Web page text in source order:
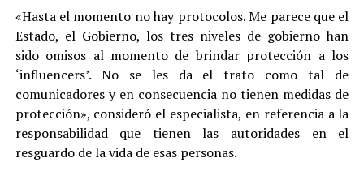
«Hasta el momento no hay protocolos. Me parece que el
Estado, el Gobierno, los tres niveles de gobierno han
sido omisos al momento de brindar protección a los
‘influencers’. No se les da el trato como tal de
comunicadores y en consecuencia no tienen medidas de
protección», consideró el especialista, en referencia a la
responsabilidad que tienen las autoridades en el
resguardo de la vida de esas personas.